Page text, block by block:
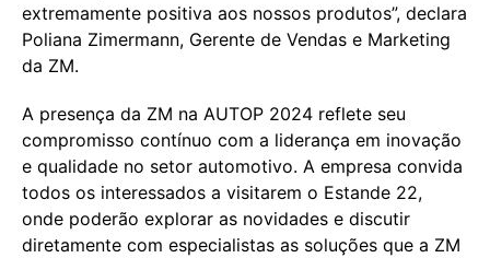
extremamente positiva aos nossos produtos”, declara
Poliana Zimermann, Gerente de Vendas e Marketing
da ZM.
A presença da ZM na AUTOP 2024 reflete seu
compromisso contínuo com a liderança em inovação
e qualidade no setor automotivo. A empresa convida
todos os interessados a visitarem o Estande 22,
onde poderão explorar as novidades e discutir
diretamente com especialistas as soluções que a ZM